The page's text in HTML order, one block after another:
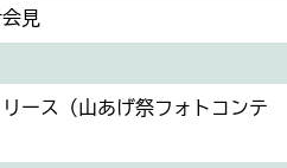
見
ース（山あげ祭フォトコンテ